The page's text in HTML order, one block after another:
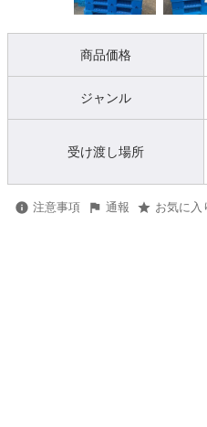
商品価格
ジャンル
受け渡し場所
注意事項 通報 お気に入